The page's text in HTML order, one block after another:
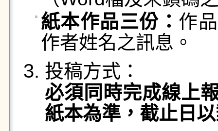
紙本作品三份： 作
作者姓名之訊息。
投稿方式：
必須同時完成線上
紙本為準，截止日